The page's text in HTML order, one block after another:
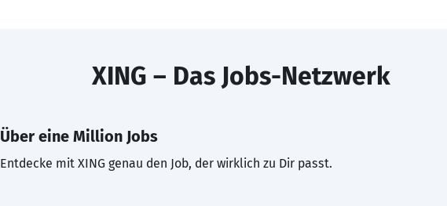
XING – Das Jobs-Netzwerk
Über eine Million Jobs
Entdecke mit XING genau den Job, der wirklich zu Dir passt.